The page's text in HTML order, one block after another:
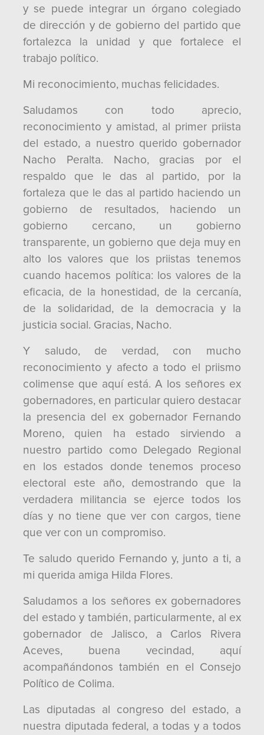
y se puede integrar un órgano colegiado
de dirección y de gobierno del partido que
fortalezca la unidad y que fortalece el
trabajo político.
Mi reconocimiento, muchas felicidades.
Saludamos con todo aprecio,
reconocimiento y amistad, al primer priista
del estado, a nuestro querido gobernador
Nacho Peralta. Nacho, gracias por el
respaldo que le das al partido, por la
fortaleza que le das al partido haciendo un
gobierno de resultados, haciendo un
gobierno cercano, un gobierno
transparente, un gobierno que deja muy en
alto los valores que los priistas tenemos
cuando hacemos política: los valores de la
eficacia, de la honestidad, de la cercanía,
de la solidaridad, de la democracia y la
justicia social. Gracias, Nacho.
Y saludo, de verdad, con mucho
reconocimiento y afecto a todo el priismo
colimense que aquí está. A los señores ex
gobernadores, en particular quiero destacar
la presencia del ex gobernador Fernando
Moreno, quien ha estado sirviendo a
nuestro partido como Delegado Regional
en los estados donde tenemos proceso
electoral este año, demostrando que la
verdadera militancia se ejerce todos los
días y no tiene que ver con cargos, tiene
que ver con un compromiso.
Te saludo querido Fernando y, junto a ti, a
mi querida amiga Hilda Flores.
Saludamos a los señores ex gobernadores
del estado y también, particularmente, al ex
gobernador de Jalisco, a Carlos Rivera
Aceves, buena vecindad, aquí
acompañándonos también en el Consejo
Político de Colima.
Las diputadas al congreso del estado, a
nuestra diputada federal, a todas y a todos